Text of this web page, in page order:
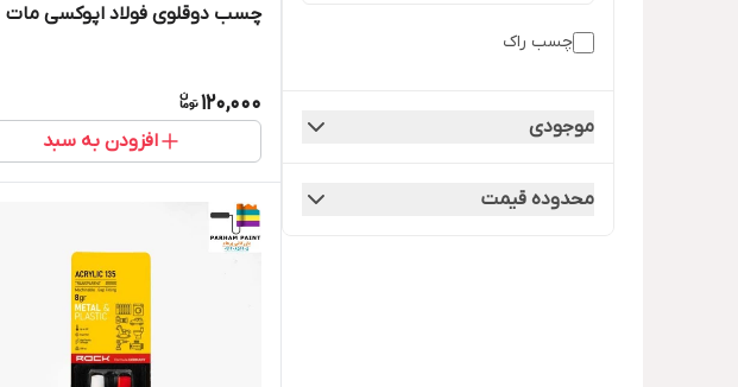
چسب راک
موجودی
محدوده قیمت
چسب دوقلوی فولاد اپوکسی مات
120,000
افزودن به سبد